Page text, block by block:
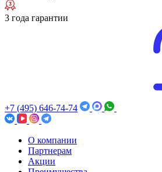
3 года гарантии
+7 (495) 646-74-74
О компании
Партнерам
Акции